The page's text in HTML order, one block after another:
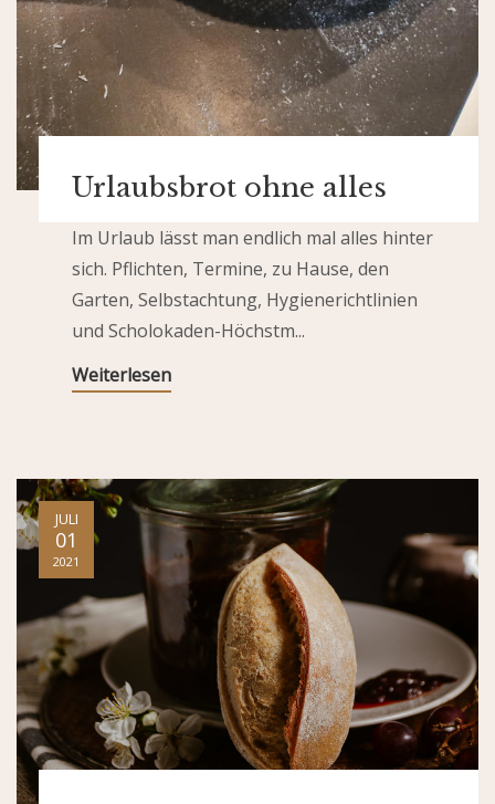
Urlaubsbrot ohne alles
Im Urlaub lässt man endlich mal alles hinter
sich. Pflichten, Termine, zu Hause, den
Garten, Selbstachtung, Hygienerichtlinien
und Scholokaden-Höchstm...
Weiterlesen
JULI
01
2021